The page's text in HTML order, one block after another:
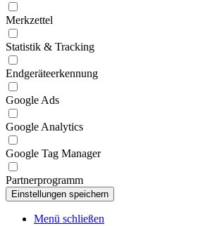
Merkzettel
Statistik & Tracking
Endgeräteerkennung
Google Ads
Google Analytics
Google Tag Manager
Partnerprogramm
Menü schließen